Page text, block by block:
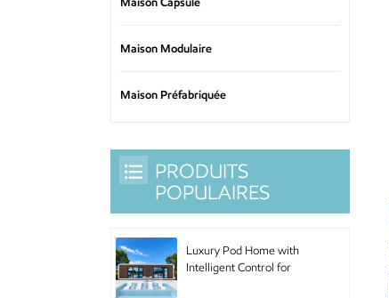
Maison Modulaire
Maison Préfabriquée
PRODUITS
POPULAIRES
Luxury Pod Home with
Intelligent Control for